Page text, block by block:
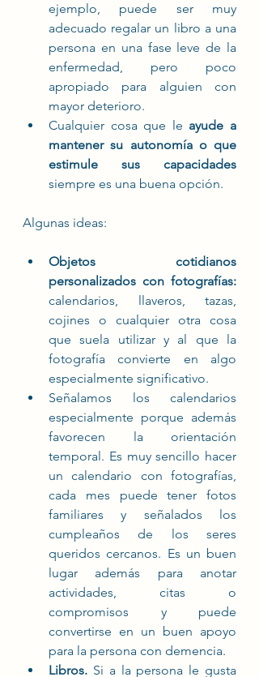
ejemplo, puede ser muy
adecuado regalar un libro a una
persona en una fase leve de la
enfermedad, pero poco
apropiado para alguien con
mayor deterioro.
Cualquier cosa que le ayude a
mantener su autonomía o que
estimule sus capacidades
siempre es una buena opción.
Algunas ideas:
Objetos cotidianos
personalizados con fotografías:
calendarios, llaveros, tazas,
cojines o cualquier otra cosa
que suela utilizar y al que la
fotografía convierte en algo
especialmente significativo.
Señalamos los calendarios
especialmente porque además
favorecen la orientación
temporal. Es muy sencillo hacer
un calendario con fotografías,
cada mes puede tener fotos
familiares y señalados los
cumpleaños de los seres
queridos cercanos. Es un buen
lugar además para anotar
actividades, citas o
compromisos y puede
convertirse en un buen apoyo
para la persona con demencia.
Libros. Si a la persona le gusta